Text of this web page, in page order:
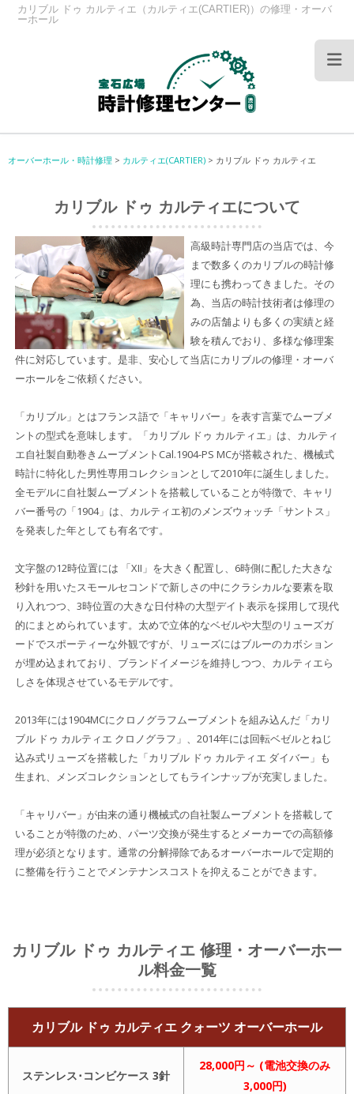
カリブル ドゥ カルティエ（カルティエ(CARTIER)）の修理・オーバ
ーホール
オーバーホール・時計修理 > カルティエ(CARTIER) > カリブル ドゥ カルティエ
カリブル ドゥ カルティエについて
高級時計専門店の当店では、今
まで数多くのカリブルの時計修
理にも携わってきました。その
為、当店の時計技術者は修理の
みの店舗よりも多くの実績と経
験を積んでおり、多様な修理案
件に対応しています。是非、安心して当店にカリブルの修理・オーバ
ーホールをご依頼ください。
「カリブル」とはフランス語で「キャリバー」を表す言葉でムーブメ
ントの型式を意味します。「カリブル ドゥ カルティエ」は、カルティ
エ自社製自動巻きムーブメントCal.1904-PS MCが搭載された、機械式
時計に特化した男性専用コレクションとして2010年に誕生しました。
全モデルに自社製ムーブメントを搭載していることが特徴で、キャリ
バー番号の「1904」は、カルティエ初のメンズウォッチ「サントス」
を発表した年としても有名です。
文字盤の12時位置には 「XII」を大きく配置し、6時側に配した大きな
秒針を用いたスモールセコンドで新しさの中にクラシカルな要素を取
り入れつつ、3時位置の大きな日付枠の大型デイト表示を採用して現代
的にまとめられています。太めで立体的なベゼルや大型のリューズガ
ードでスポーティーな外観ですが、リューズにはブルーのカボション
が埋め込まれており、ブランドイメージを維持しつつ、カルティエら
しさを体現させているモデルです。
2013年には1904MCにクロノグラフムーブメントを組み込んだ「カリ
ブル ドゥ カルティエ クロノグラフ」、2014年には回転ベゼルとねじ
込み式リューズを搭載した「カリブル ドゥ カルティエ ダイバー」も
生まれ、メンズコレクションとしてもラインナップが充実しました。
「キャリバー」が由来の通り機械式の自社製ムーブメントを搭載して
いることが特徴のため、パーツ交換が発生するとメーカーでの高額修
理が必須となります。通常の分解掃除であるオーバーホールで定期的
に整備を行うことでメンテナンスコストを抑えることができます。
カリブル ドゥ カルティエ 修理・オーバーホー
ル料金一覧
カリブル ドゥ カルティエ クォーツ オーバーホール
ステンレス･コンビケース 3針
28,000円～ (電池交換のみ
3,000円)